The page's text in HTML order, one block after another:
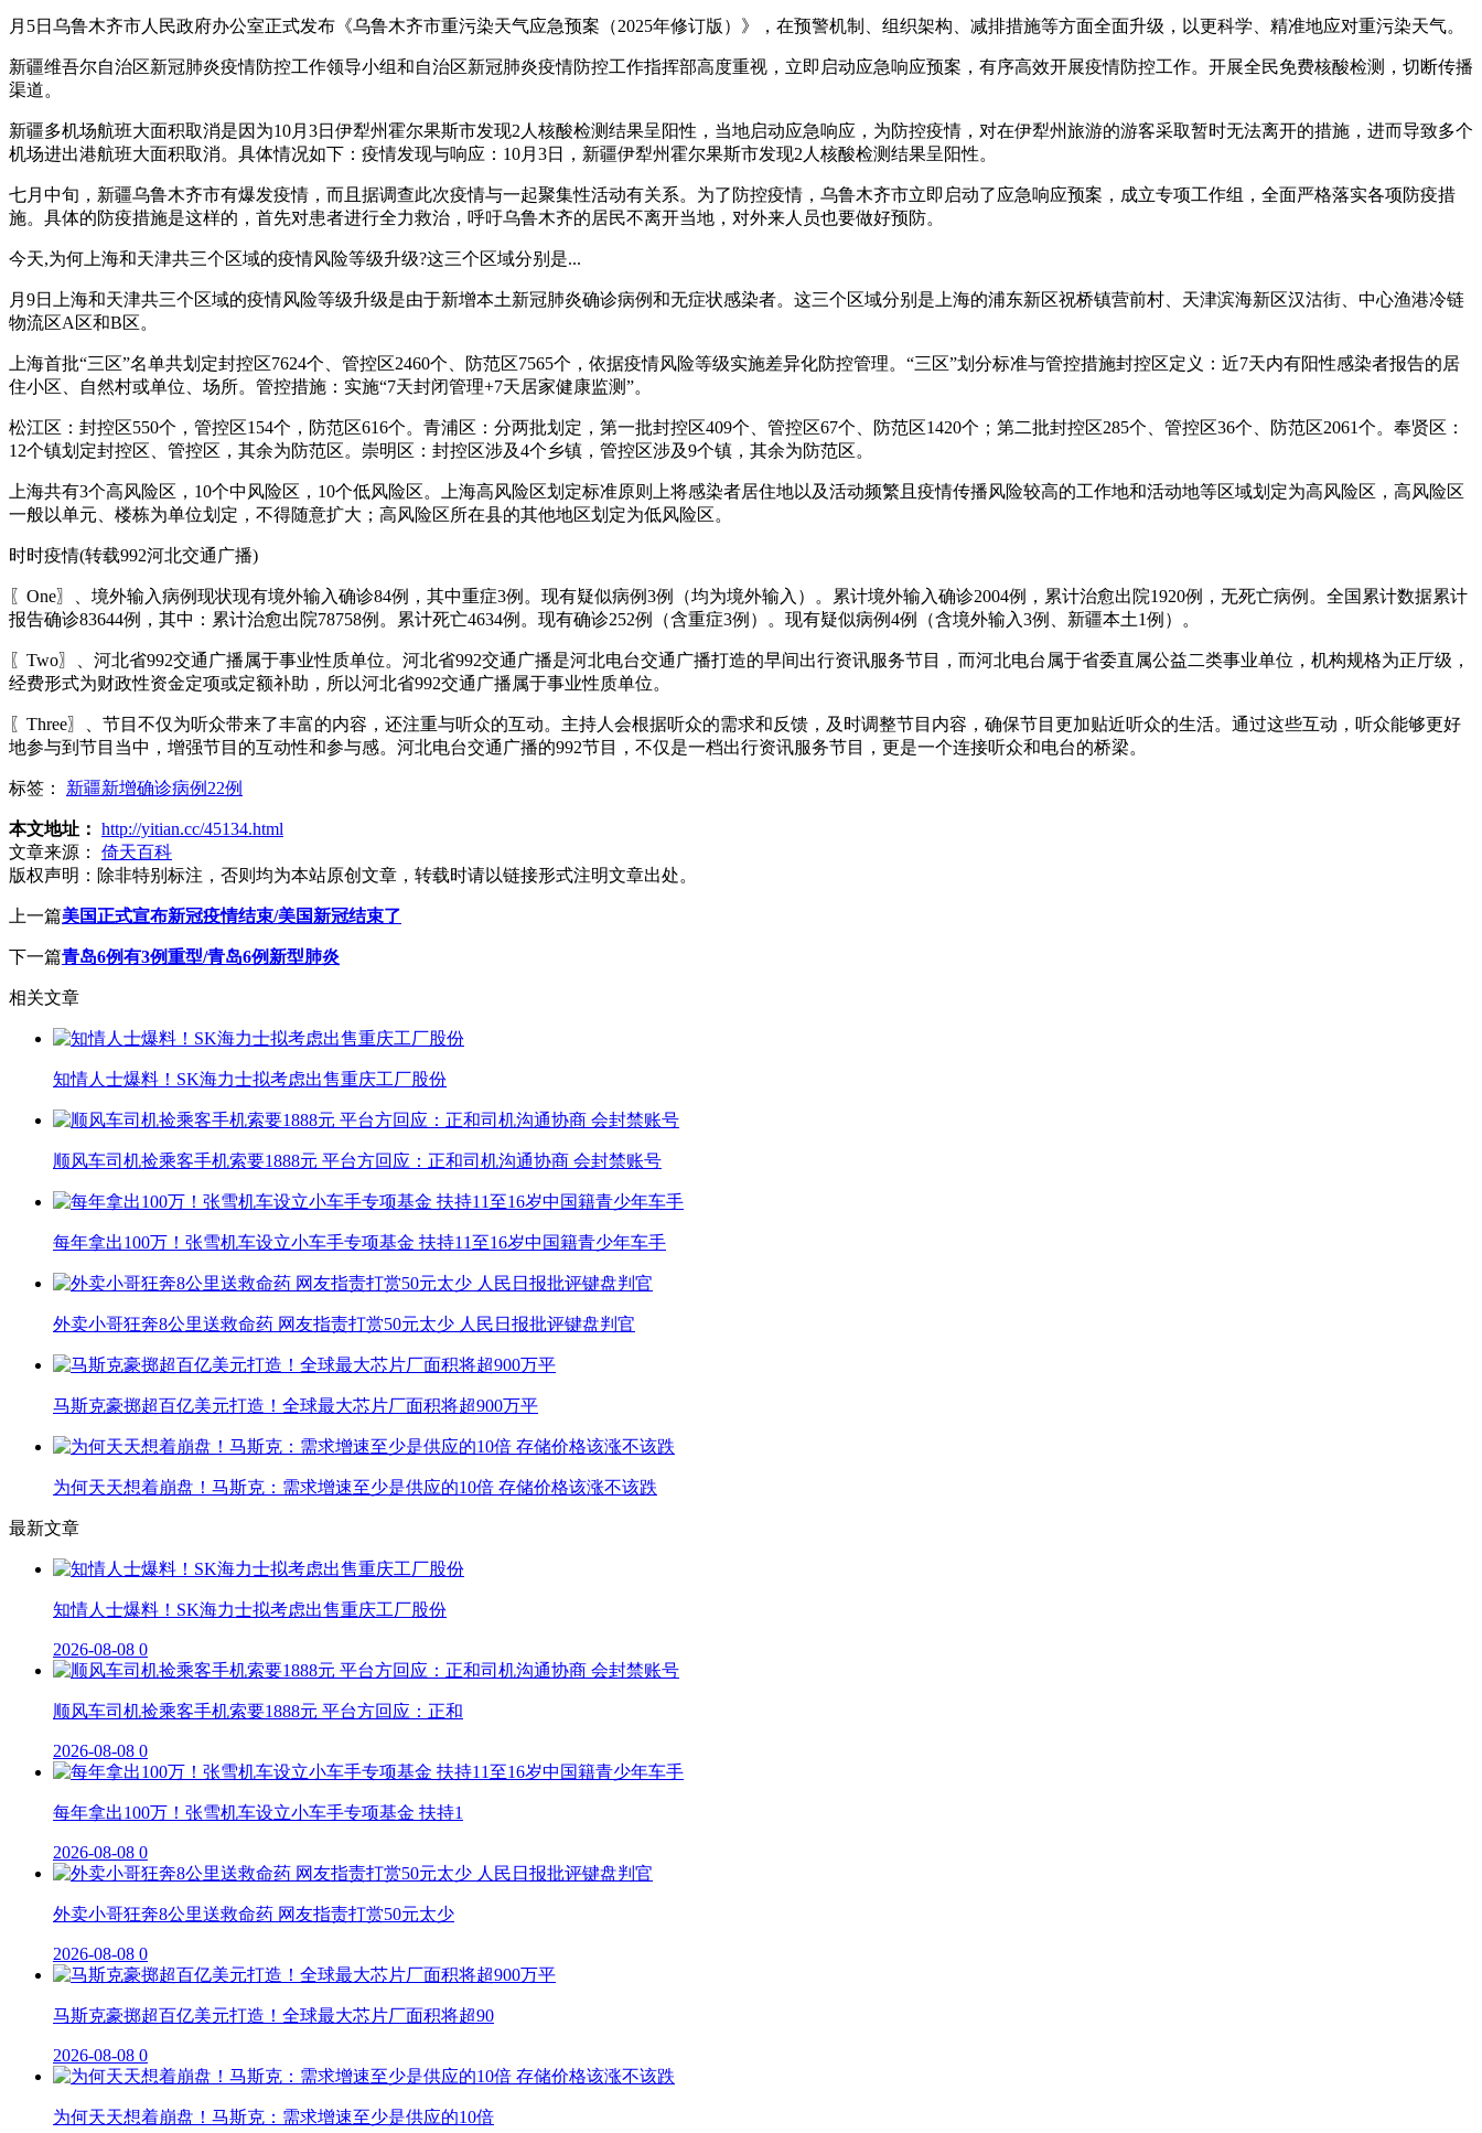
月5日乌鲁木齐市人民政府办公室正式发布《乌鲁木齐市重污染天气应急预案（2025年修订版）》，在预警机制、组织架构、减排措施等方面全面升级，以更科学、精准地应对重污染天气。
新疆维吾尔自治区新冠肺炎疫情防控工作领导小组和自治区新冠肺炎疫情防控工作指挥部高度重视，立即启动应急响应预案，有序高效开展疫情防控工作。开展全民免费核酸检测，切断传播
渠道。
新疆多机场航班大面积取消是因为10月3日伊犁州霍尔果斯市发现2人核酸检测结果呈阳性，当地启动应急响应，为防控疫情，对在伊犁州旅游的游客采取暂时无法离开的措施，进而导致多个
机场进出港航班大面积取消。具体情况如下：疫情发现与响应：10月3日，新疆伊犁州霍尔果斯市发现2人核酸检测结果呈阳性。
七月中旬，新疆乌鲁木齐市有爆发疫情，而且据调查此次疫情与一起聚集性活动有关系。为了防控疫情，乌鲁木齐市立即启动了应急响应预案，成立专项工作组，全面严格落实各项防疫措
施。具体的防疫措施是这样的，首先对患者进行全力救治，呼吁乌鲁木齐的居民不离开当地，对外来人员也要做好预防。
今天,为何上海和天津共三个区域的疫情风险等级升级?这三个区域分别是...
月9日上海和天津共三个区域的疫情风险等级升级是由于新增本土新冠肺炎确诊病例和无症状感染者。这三个区域分别是上海的浦东新区祝桥镇营前村、天津滨海新区汉沽街、中心渔港冷链
物流区A区和B区。
上海首批“三区”名单共划定封控区7624个、管控区2460个、防范区7565个，依据疫情风险等级实施差异化防控管理。“三区”划分标准与管控措施封控区定义：近7天内有阳性感染者报告的居
住小区、自然村或单位、场所。管控措施：实施“7天封闭管理+7天居家健康监测”。
松江区：封控区550个，管控区154个，防范区616个。青浦区：分两批划定，第一批封控区409个、管控区67个、防范区1420个；第二批封控区285个、管控区36个、防范区2061个。奉贤区：
12个镇划定封控区、管控区，其余为防范区。崇明区：封控区涉及4个乡镇，管控区涉及9个镇，其余为防范区。
上海共有3个高风险区，10个中风险区，10个低风险区。上海高风险区划定标准原则上将感染者居住地以及活动频繁且疫情传播风险较高的工作地和活动地等区域划定为高风险区，高风险区
一般以单元、楼栋为单位划定，不得随意扩大；高风险区所在县的其他地区划定为低风险区。
时时疫情(转载992河北交通广播)
〖One〗、境外输入病例现状现有境外输入确诊84例，其中重症3例。现有疑似病例3例（均为境外输入）。累计境外输入确诊2004例，累计治愈出院1920例，无死亡病例。全国累计数据累计
报告确诊83644例，其中：累计治愈出院78758例。累计死亡4634例。现有确诊252例（含重症3例）。现有疑似病例4例（含境外输入3例、新疆本土1例）。
〖Two〗、河北省992交通广播属于事业性质单位。河北省992交通广播是河北电台交通广播打造的早间出行资讯服务节目，而河北电台属于省委直属公益二类事业单位，机构规格为正厅级，
经费形式为财政性资金定项或定额补助，所以河北省992交通广播属于事业性质单位。
〖Three〗、节目不仅为听众带来了丰富的内容，还注重与听众的互动。主持人会根据听众的需求和反馈，及时调整节目内容，确保节目更加贴近听众的生活。通过这些互动，听众能够更好
地参与到节目当中，增强节目的互动性和参与感。河北电台交通广播的992节目，不仅是一档出行资讯服务节目，更是一个连接听众和电台的桥梁。
标签： 新疆新增确诊病例22例
本文地址： http://yitian.cc/45134.html
文章来源：
倚天百科
版权声明： 除非特别标注，否则均为本站原创文章，转载时请以链接形式注明文章出处。
上一篇美国正式宣布新冠疫情结束/美国新冠结束了
下一篇青岛6例有3例重型/青岛6例新型肺炎
相关文章
知情人士爆料！SK海力士拟考虑出售重庆工厂股份
顺风车司机捡乘客手机索要1888元 平台方回应：正和司机沟通协商 会封禁账号
每年拿出100万！张雪机车设立小车手专项基金 扶持11至16岁中国籍青少年车手
外卖小哥狂奔8公里送救命药 网友指责打赏50元太少 人民日报批评键盘判官
马斯克豪掷超百亿美元打造！全球最大芯片厂面积将超900万平
为何天天想着崩盘！马斯克：需求增速至少是供应的10倍 存储价格该涨不该跌
最新文章
知情人士爆料！SK海力士拟考虑出售重庆工厂股份
2026-08-08 0
顺风车司机捡乘客手机索要1888元 平台方回应：正和
2026-08-08 0
每年拿出100万！张雪机车设立小车手专项基金 扶持1
2026-08-08 0
外卖小哥狂奔8公里送救命药 网友指责打赏50元太少
2026-08-08 0
马斯克豪掷超百亿美元打造！全球最大芯片厂面积将超90
2026-08-08 0
为何天天想着崩盘！马斯克：需求增速至少是供应的10倍